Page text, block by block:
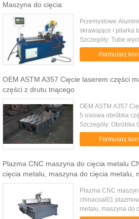
Maszyna do cięcia
Przemysłowe
skrawające / pilarka
Szczegóły: Tube
materiałów, stal
aluminium, miedź itp
Formularz
OEM ASTM A357 Cięcie laserem części
części z drutu tnącego
OEM ASTM A357
5 osiowa obróbka
Szczegóły: Obróbka
zapotrzebowania
certyfikowany. Silny
Formularz
Plazma CNC maszyna do cięcia metalu
cięcia metalu, maszyna do cięcia metalu,
Plazma CNC
chinacoal01
metalu, maszyna do